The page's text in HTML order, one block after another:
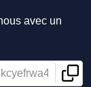
avec un